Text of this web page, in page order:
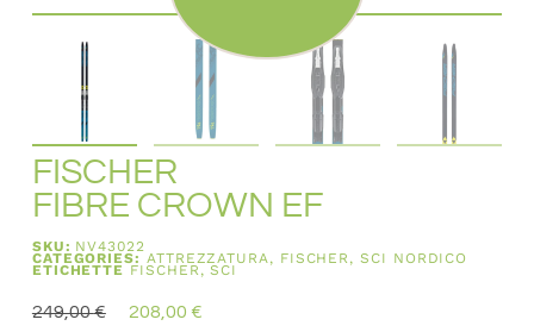
FISCHER
FIBRE CROWN EF
SKU: NV43022
CATEGORIES: ATTREZZATURA, FISCHER,SCI NORDICO
ETICHETTE FISCHER,SCI
249,00€ 208,00 €